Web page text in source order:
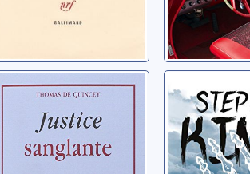
Justice
sanglante
De Quincey, Thomas
Le corps
King,